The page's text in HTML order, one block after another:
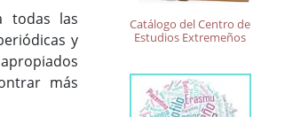
todas las
y
más
Catálogo del Centro de
Estudios Extremeños